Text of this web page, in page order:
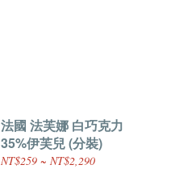
法國 法芙娜 白巧克力
35%伊芙兒 (分裝)
NT$259 ~ NT$2,290